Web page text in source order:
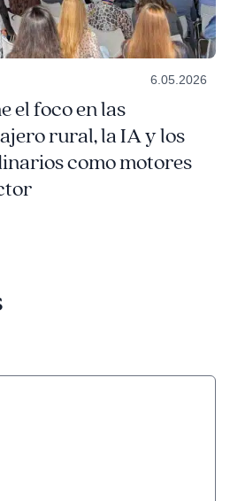
6.05.2026
el foco en las
rural, la IA y los
como motores